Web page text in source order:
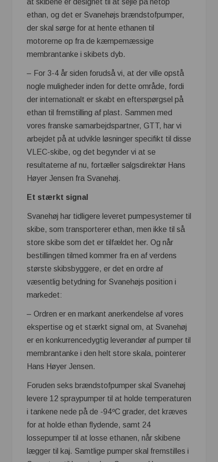
at skibene er designet til at sejle på netop
ethan, og det er Svanehøjs brændstofpumper,
der skal sørge for at hente ethanen til
motorerne op fra de kæmpemæssige
membrantanke i skibets dyb.
– For 3-4 år siden forudså vi, at der ville opstå
nogle muligheder inden for dette område, fordi
der internationalt er skabt en efterspørgsel på
ethan til fremstilling af plast. Sammen med
vores franske samarbejdspartner, GTT, har vi
arbejdet på at udvikle løsninger specifikt til disse
VLEC-skibe, og det begynder vi at se
resultaterne af nu, fortæller salgsdirektør Hans
Høyer Jensen fra Svanehøj.
Et stærkt signal
Svanehøj har tidligere leveret pumpesystemer til
skibe, som transporterer ethan, men ikke til så
store skibe som det er tilfældet her. Og når
bestillingen tilmed kommer fra en af verdens
største skibsbyggere, er det en ordre af
væsentlig betydning for Svanehøjs position i
markedet:
– Ordren er en markant anerkendelse af vores
ekspertise og et stærkt signal om, at Svanehøj
er en konkurrencedygtig leverandør af pumper til
membrantanke i den helt store skala, pointerer
Hans Høyer Jensen.
Foruden seks brændstofpumper skal Svanehøj
levere 12 spraypumper til at holde temperaturen
i tankene nede på de -94ºC grader, det kræves
for at holde ethan flydende, samt 24
lossepumper til at losse ethanen, når skibene
lægger til kaj. Samtlige pumper skal fremstilles i